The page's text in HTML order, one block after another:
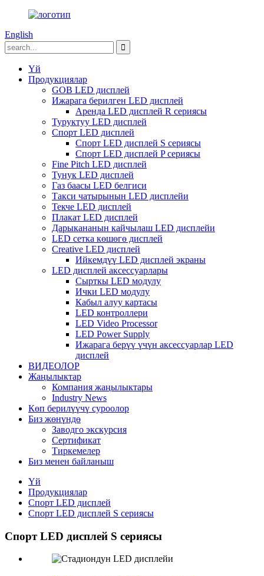
English
Үй
Продукциялар
GOB LED дисплей
Ижарага берилген LED дисплей
Аренда LED дисплей R сериясы
Туруктуу LED дисплей
Спорт LED дисплей
Спорт LED дисплей S сериясы
Спорт LED дисплей P сериясы
Fine Pitch LED дисплей
Тунук LED дисплей
Газ баасы LED белгиси
Такси чатырынын LED дисплейи
Текче LED дисплей
Плакат LED дисплей
Дарыкананын кайчылаш LED дисплейи
LED сетка көшөгө дисплей
Creative LED дисплей
Ийкемдүү LED дисплей экраны
LED дисплей аксессуарлары
Сырткы LED модулу
Ички LED модулу
Кабыл алуу картасы
LED контроллери
LED Video Processor
LED Power Supply
Ижарага берүү үчүн аксессуарлар LED
дисплей
ВИДЕОЛОР
Жаңылыктар
Компания жаңылыктары
Industry News
Көп берилүүчү суроолор
Биз жөнүндө
Заводго экскурсия
Сертификат
Тиркемелер
Биз менен байланыш
Үй
Продукциялар
Спорт LED дисплей
Спорт LED дисплей S сериясы
Спорт LED дисплей S сериясы